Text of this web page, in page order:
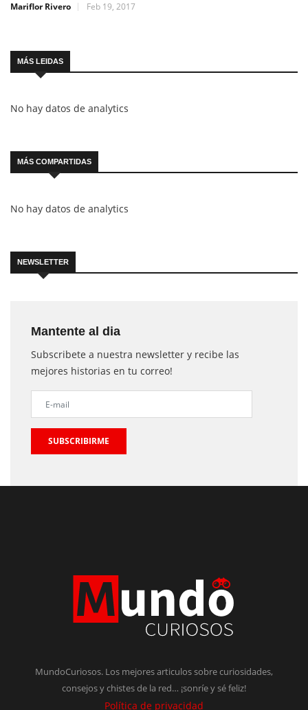
Mariflor Rivero
Feb 19, 2017
MÁS LEIDAS
No hay datos de analytics
MÁS COMPARTIDAS
No hay datos de analytics
NEWSLETTER
Mantente al dia
Subscribete a nuestra newsletter y recibe las
mejores historias en tu correo!
SUBSCRIBIRME
MundoCuriosos. Los mejores articulos sobre curiosidades,
consejos y chistes de la red… ¡sonríe y sé feliz!
Política de privacidad